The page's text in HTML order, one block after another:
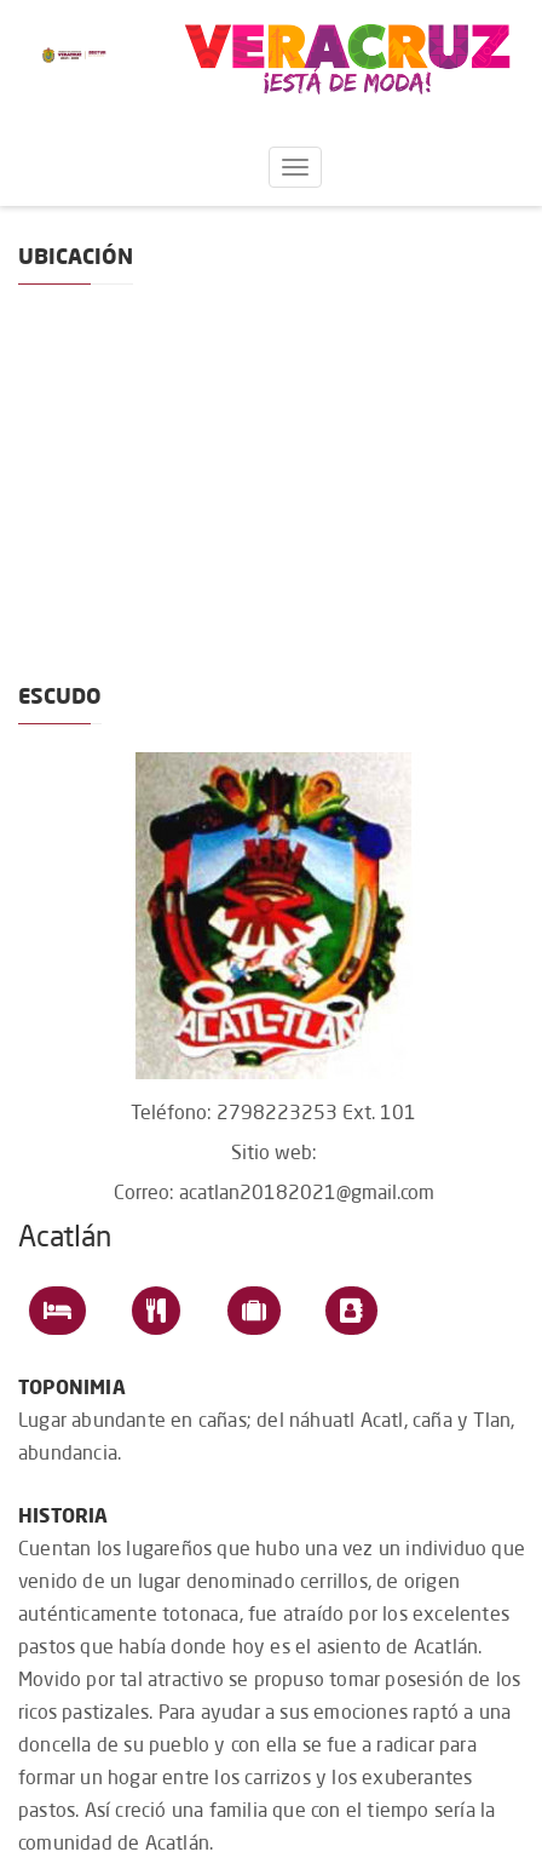
UBICACIÓN
ESCUDO
Teléfono: 2798223253 Ext. 101
Sitio web:
Correo: acatlan20182021@gmail.com
Acatlán
TOPONIMIA
Lugar abundante en cañas; del náhuatl Acatl, caña y Tlan,
abundancia.
HISTORIA
Cuentan los lugareños que hubo una vez un individuo que
venido de un lugar denominado cerrillos, de origen
auténticamente totonaca, fue atraído por los excelentes
pastos que había donde hoy es el asiento de Acatlán.
Movido por tal atractivo se propuso tomar posesión de los
ricos pastizales. Para ayudar a sus emociones raptó a una
doncella de su pueblo y con ella se fue a radicar para
formar un hogar entre los carrizos y los exuberantes
pastos. Así creció una familia que con el tiempo sería la
comunidad de Acatlán.